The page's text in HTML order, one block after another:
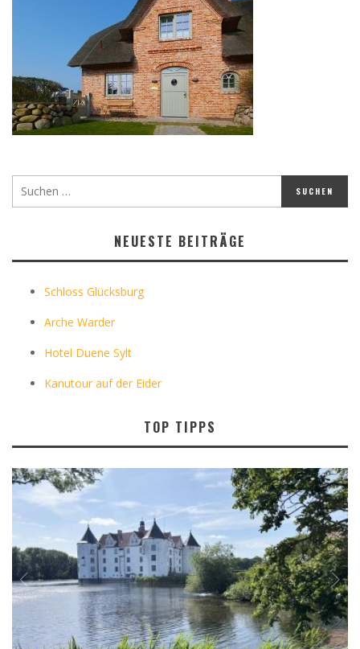
NEUESTE BEITRÄGE
Schloss Glücksburg
Arche Warder
Hotel Duene Sylt
Kanutour auf der Eider
TOP TIPPS